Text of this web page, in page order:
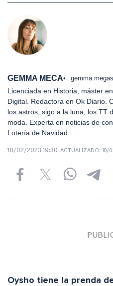
GEMMA MECA
Licenciada en Historia, máster
Digital. Redactora en Ok Diario.
los astros, sigo a la luna, los TT
moda. Experta en noticias de
Lotería de Navidad.
18/02/2023 19:30 ACTUALIZADO: 18/
Oysho tiene la prenda